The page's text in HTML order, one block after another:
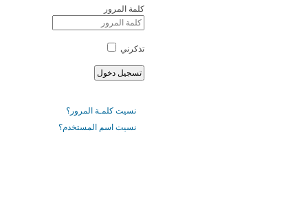
كلمة المرور
تذكرني
نسيت كلمـة المرور؟
نسيت اسم المستخدم؟